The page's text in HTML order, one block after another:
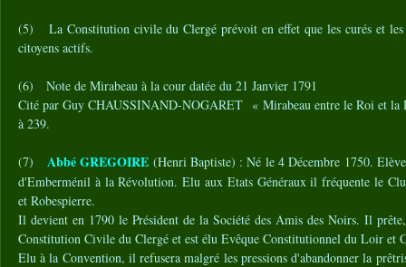
(5) La Constitution civile du Clergé prévoit en effet que les curés et les
citoyens actifs.
(6) Note de Mirabeau à la cour datée du 21 Janvier 1791
Cité par Guy CHAUSSINAND-NOGARET « Mirabeau entre le Roi et la
à 239.
(7) Abbé GREGOIRE (Henri Baptiste) : Né le 4 Décembre 1750.
d'Emberménil à la Révolution. Elu aux Etats Généraux il fréquente le
et Robespierre.
Il devient en 1790 le Président de la Société des Amis des Noirs. Il
Constitution Civile du Clergé et est élu Evêque Constitutionnel du Loir et
Elu à la Convention, il refusera malgré les pressions d'abandonner la